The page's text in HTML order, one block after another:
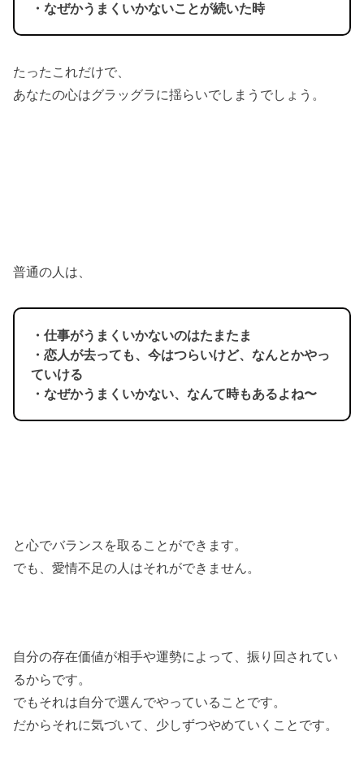
・なぜかうまくいかないことが続いた時
たったこれだけで、
あなたの心はグラッグラに揺らいでしまうでしょう。
普通の人は、
・仕事がうまくいかないのはたまたま
・恋人が去っても、今はつらいけど、なんとかやっ
ていける
・なぜかうまくいかない、なんて時もあるよね〜
と心でバランスを取ることができます。
でも、愛情不足の人はそれができません。
自分の存在価値が相手や運勢によって、振り回されてい
るからです。
でもそれは自分で選んでやっていることです。
だからそれに気づいて、少しずつやめていくことです。